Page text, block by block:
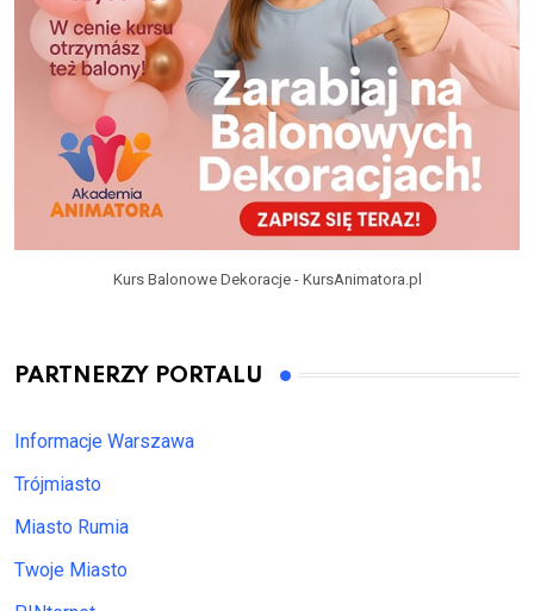
Kurs Balonowe Dekoracje - KursAnimatora.pl
PARTNERZY PORTALU
Informacje Warszawa
Trójmiasto
Miasto Rumia
Twoje Miasto